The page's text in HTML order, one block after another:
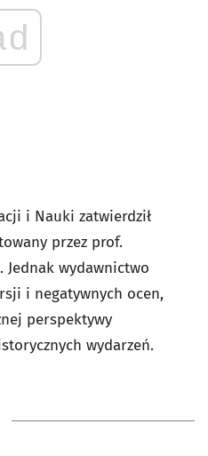
i Nauki zatwierdził
przez prof.
Jednak wydawnictwo
i negatywnych ocen,
perspektywy
wydarzeń.